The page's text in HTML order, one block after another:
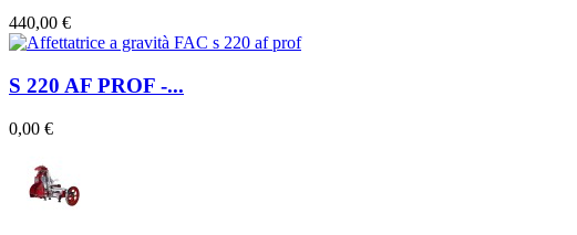
440,00 €
S 220 AF PROF -...
0,00 €